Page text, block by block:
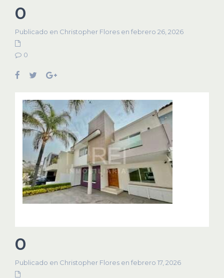
0
Publicado en Christopher Flores en febrero 26, 2026
0
0
Publicado en Christopher Flores en febrero 17, 2026